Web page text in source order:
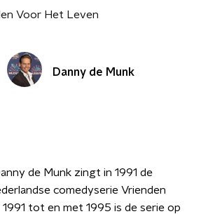
Voor Het Leven
Danny de Munk
de Munk zingt in 1991 de
comedyserie Vrienden
tot en met 1995 is de serie op